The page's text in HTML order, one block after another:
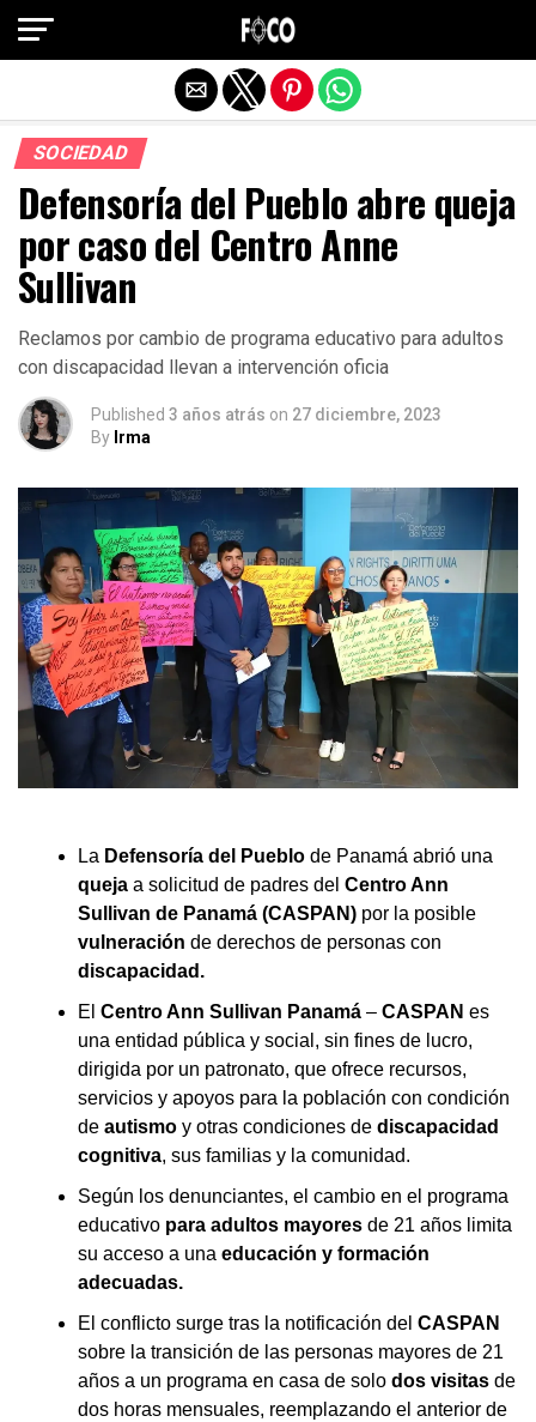
SOCIEDAD
Defensoría del Pueblo abre queja
por caso del Centro Anne
Sullivan
Reclamos por cambio de programa educativo para adultos
con discapacidad llevan a intervención oficia
Published 3 años atrás on 27 diciembre, 2023
By Irma
La Defensoría del Pueblo de Panamá abrió una
queja a solicitud de padres del Centro Ann
Sullivan de Panamá (CASPAN) por la posible
vulneración de derechos de personas con
discapacidad.
El Centro Ann Sullivan Panamá – CASPAN es
una entidad pública y social, sin fines de lucro,
dirigida por un patronato, que ofrece recursos,
servicios y apoyos para la población con condición
de autismo y otras condiciones de discapacidad
cognitiva, sus familias y la comunidad.
Según los denunciantes, el cambio en el programa
educativo para adultos mayores de 21 años limita
su acceso a una educación y formación
adecuadas.
El conflicto surge tras la notificación del CASPAN
sobre la transición de las personas mayores de 21
años a un programa en casa de solo dos visitas de
dos horas mensuales, reemplazando el anterior de
Salir de la versión móvil